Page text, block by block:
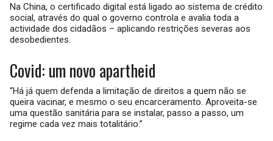
Na China, o certificado digital está ligado ao sistema de crédito
social, através do qual o governo controla e avalia toda a
actividade dos cidadãos – aplicando restrições severas aos
desobedientes.
Covid: um novo apartheid
“Há já quem defenda a limitação de direitos a quem não se
queira vacinar, e mesmo o seu encarceramento. Aproveita-se
uma questão sanitária para se instalar, passo a passo, um
regime cada vez mais totalitário.”